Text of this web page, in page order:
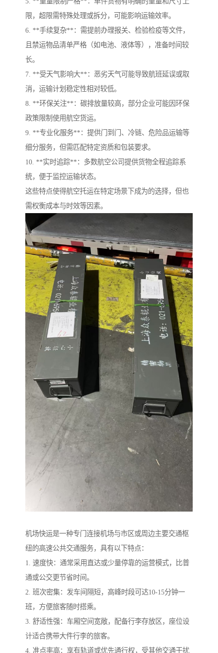
限，超限需特殊处理或拆分，可能影响运输效率。
6. **手续复杂**：需提前办理报关、检验检疫等文件，
且禁运物品清单严格（如电池、液体等），准备时间较
长。
7. **受天气影响大**：恶劣天气可能导致航班延误或取
消，运输计划稳定性相对较低。
8. **环保关注**：碳排放量较高，部分企业可能因环保
政策限制使用航空货运。
9. **专业化服务**：提供门到门、冷链、危险品运输等
细分服务，但需匹配特定资质和包装要求。
10. **实时追踪**：多数航空公司提供货物全程追踪系
统，便于监控运输状态。
这些特点使得航空托运在特定场景下成为的选择，但也
需权衡成本与时效等因素。
机场快运是一种专门连接机场与市区或周边主要交通枢
纽的高速公共交通服务，具有以下特点：
1. 速度快：通常采用直达或少量停靠的运营模式，比普
通或公交更节省时间。
2. 班次密集：发车间隔短，高峰时段可达10-15分钟一
班，方便旅客随时搭乘。
3. 舒适性强：车厢空间宽敞，配备行李存放区，座位设
计适合携带大件行李的旅客。
4. 准点率高：享有轨道或优先通行权，受其他交通干扰